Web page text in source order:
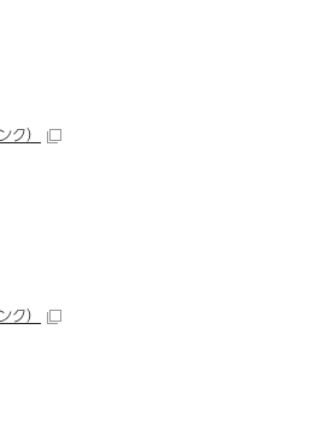
ク）
ク）